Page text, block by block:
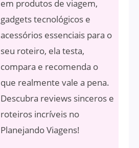
em produtos de viagem,
gadgets tecnológicos e
acessórios essenciais para o
seu roteiro, ela testa,
compara e recomenda o
que realmente vale a pena.
Descubra reviews sinceros e
roteiros incríveis no
Planejando Viagens!